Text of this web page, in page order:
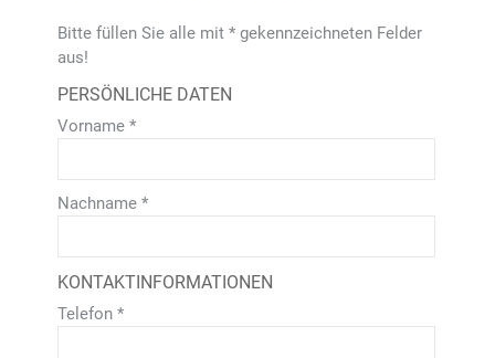
Bitte füllen Sie alle mit* gekennzeichneten Felder
aus!
PERSÖNLICHE DATEN
Vorname*
Nachname*
KONTAKTINFORMATIONEN
Telefon*